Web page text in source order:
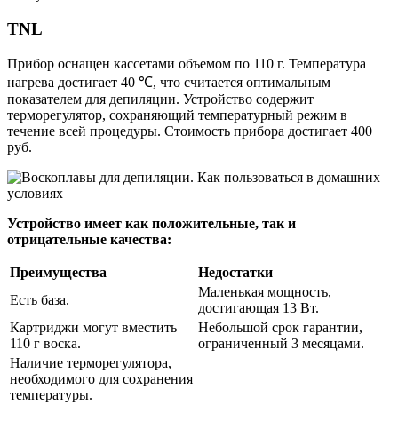
TNL
Прибор оснащен кассетами объемом по 110 г. Температура
нагрева достигает 40 ℃, что считается оптимальным
показателем для депиляции. Устройство содержит
терморегулятор, сохраняющий температурный режим в
течение всей процедуры. Стоимость прибора достигает 400
руб.
Устройство имеет как положительные, так и
отрицательные качества:
Преимущества
Недостатки
Есть база.
Маленькая мощность,
достигающая 13 Вт.
Картриджи могут вместить
110 г воска.
Небольшой срок гарантии,
ограниченный 3 месяцами.
Наличие терморегулятора,
необходимого для сохранения
температуры.